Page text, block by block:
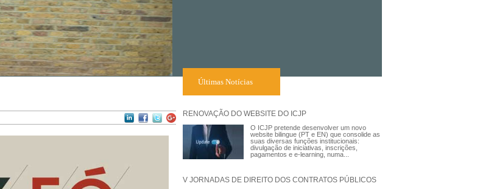
Últimas Notícias
RENOVAÇÃO DO WEBSITE DO ICJP
O ICJP pretende desenvolver um novo
website bilingue (PT e EN) que consolide as
suas diversas funções institucionais:
divulgação de iniciativas, inscrições,
pagamentos e e-learning, numa...
V JORNADAS DE DIREITO DOS CONTRATOS PÚBLICOS